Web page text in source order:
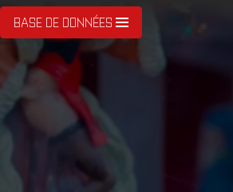
BASE DE DONNÉES